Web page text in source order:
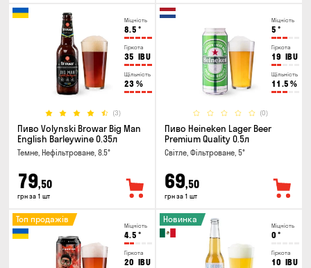
Міцність
8.5 °
Гіркота
35 IBU
Щільність
23 %
(3)
Пиво Volynski Browar Big Man
English Barleywine 0.35л
Темне, Нефільтроване, 8.5°
79,50
грн за 1 шт
Міцність
5 °
Гіркота
19 IBU
Щільність
11.5 %
(0)
Пиво Heineken Lager Beer
Premium Quality 0.5л
Світле, Фільтроване, 5°
69,50
грн за 1 шт
Міцність
4.5 °
Гіркота
20 IBU
Топ продажів
Міцність
0 °
Гіркота
10 IBU
Новинка